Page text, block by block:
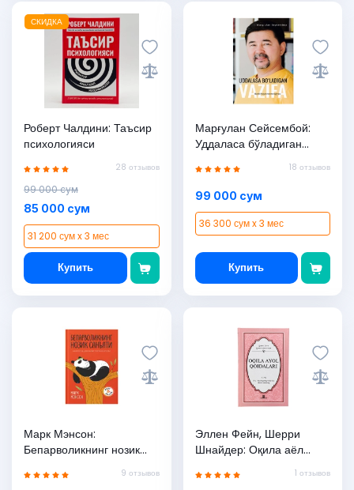
СКИДКА
Роберт Чалдини: Таъсир
психологияси
28 отзывов
99 000 сум
85 000 сум
31 200 сум x 3 мес
Купить
Марғулан Сейсембой:
Уддаласа бўладиган
вазифа: Бахтли ҳаёт
технологияси
18 отзывов
99 000 сум
36 300 сум x 3 мес
Купить
Марк Мэнсон:
Бепарволикнинг нозик
санъати (қаттиқ муқова)
9 отзывов
Эллен Фейн, Шерри
Шнайдер: Оқила аёл
муқова)
1 отзывов